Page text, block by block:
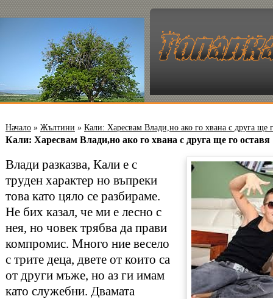
Начало » Жълтини » Кали: Харесвам Влади,но ако го хвана с друга ще
Кали: Харесвам Влади,но ако го хвана с друга ще го оставя
Влади разказва, Кали е с
труден характер но въпреки
това като цяло се разбираме.
Не бих казал, че ми е лесно с
нея, но човек трябва да прави
компромис. Много ние весело
с трите деца, двете от които са
от други мъже, но аз ги имам
като служебни. Двамата